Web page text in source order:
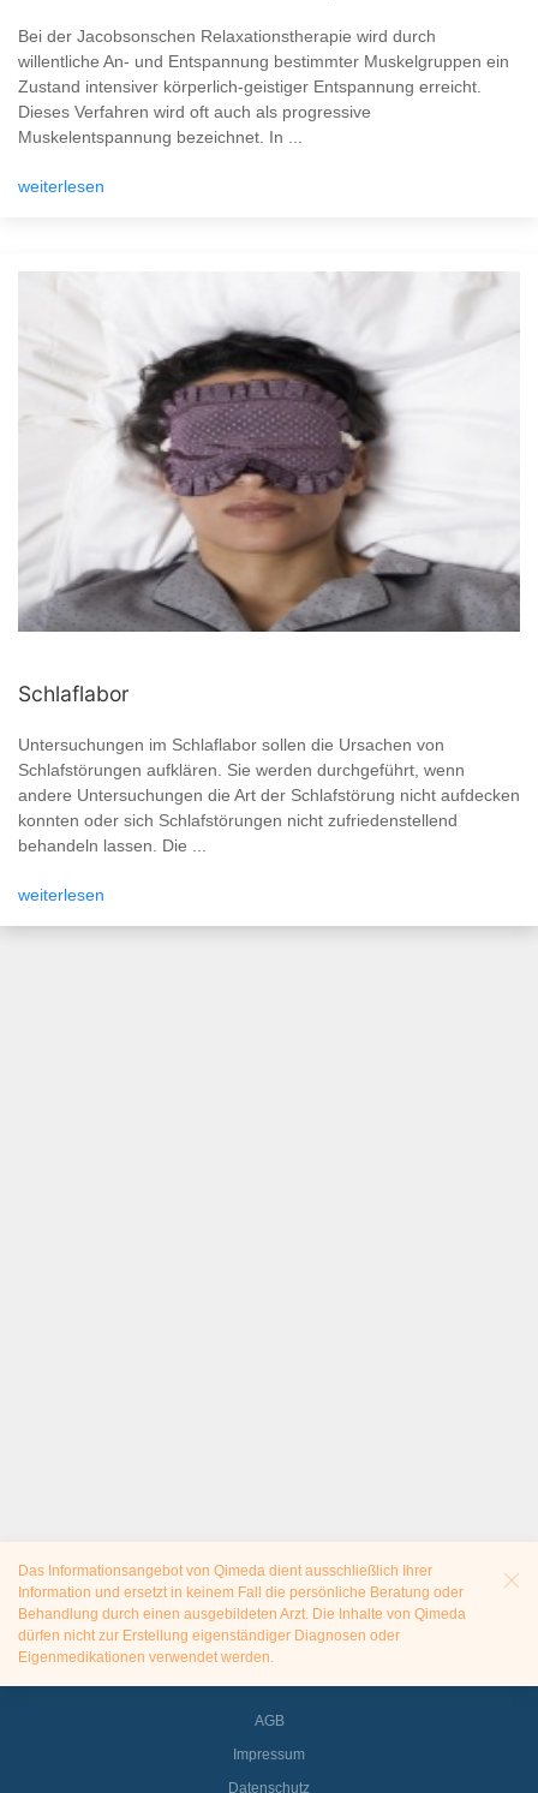
Bei der Jacobsonschen Relaxationstherapie wird durch
willentliche An- und Entspannung bestimmter Muskelgruppen ein
Zustand intensiver körperlich-geistiger Entspannung erreicht.
Dieses Verfahren wird oft auch als progressive
Muskelentspannung bezeichnet. In ...
weiterlesen
Schlaflabor
Untersuchungen im Schlaflabor sollen die Ursachen von
Schlafstörungen aufklären. Sie werden durchgeführt, wenn
andere Untersuchungen die Art der Schlafstörung nicht aufdecken
konnten oder sich Schlafstörungen nicht zufriedenstellend
behandeln lassen. Die ...
weiterlesen
Das Informationsangebot von Qimeda dient ausschließlich Ihrer
Information und ersetzt in keinem Fall die persönliche Beratung oder
Behandlung durch einen ausgebildeten Arzt. Die Inhalte von Qimeda
dürfen nicht zur Erstellung eigenständiger Diagnosen oder
Eigenmedikationen verwendet werden.
AGB
Impressum
Datenschutz